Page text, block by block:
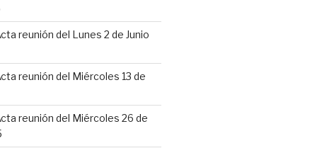
reunión del Lunes 2 de Junio
reunión del Miércoles 13 de
reunión del Miércoles 26 de